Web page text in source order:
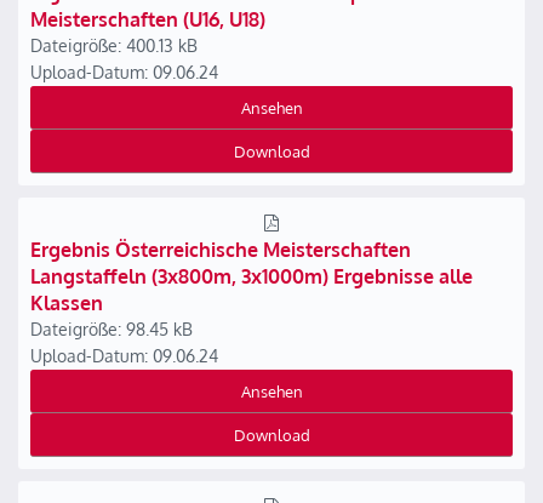
Meisterschaften (U16, U18)
Dateigröße: 400.13 kB
Upload-Datum: 09.06.24
Ansehen
Download
Ergebnis Österreichische Meisterschaften
Langstaffeln (3x800m, 3x1000m) Ergebnisse alle
Klassen
Dateigröße: 98.45 kB
Upload-Datum: 09.06.24
Ansehen
Download